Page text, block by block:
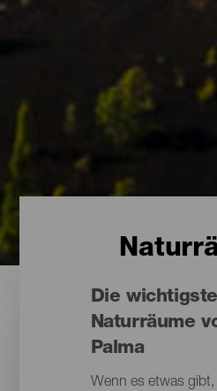
Die
Naturräume
Palma
Wenn es etwas gibt,